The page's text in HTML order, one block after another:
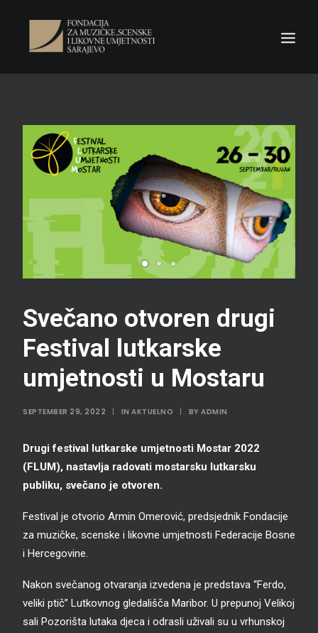
Novosti
Konkursi
Odluke
Kontakt
Search
Svečano otvoren drugi
Festival lutkarske
umjetnosti u Mostaru
SEPTEMBER 29, 2022 | IN AKTUELNO | BY ADMIN
Drugi festival lutkarske umjetnosti Mostar 2022
(FLUM), nastavlja radovati mostarsku lutkarsku
publiku, svečano je otvoren.
Festival je otvorio Armin Omerović, predsjednik Fondacije
za muzičke, scenske i likovne umjetnosti Federacije Bosne
i Hercegovine.
Nakon svečanog otvaranja izvedena je predstava “Ferdo,
veliki ptič” Lutkovnog gledališča Maribor. U prepunoj Velikoj
sali Pozorišta lutaka djeca i odrasli uživali su u vrhunskoj